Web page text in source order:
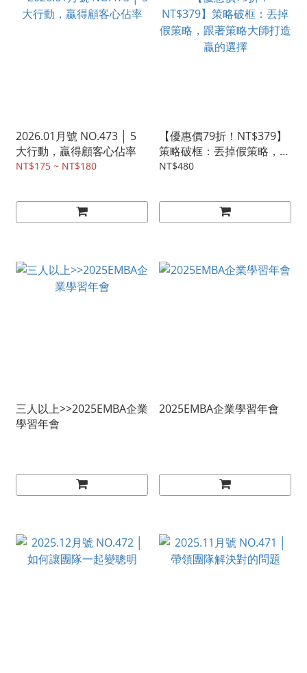
2026.01月號 NO.473 │ 5
大行動，贏得顧客心佔率
NT$175 ~ NT$180
【優惠價79折！NT$379】
策略破框：丟掉假策略，跟
著策略大師打造贏的選擇
NT$480
三人以上>>2025EMBA企業
學習年會
2025EMBA企業學習年會